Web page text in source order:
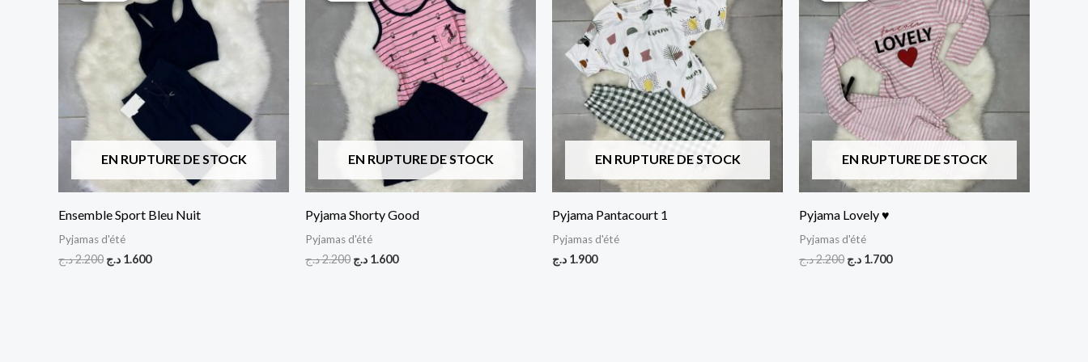
EN RUPTURE DE STOCK
Ensemble Sport Bleu Nuit
Pyjamas d'été
2.200د.ج
était :
2.200 د.ج.
1.600 د.ج
est :
EN RUPTURE DE STOCK
Pyjama Shorty Good
Pyjamas d'été
2.200د.ج
était :
2.200 د.ج.
1.600 د.ج
est :
1.600 د.ج.
EN RUPTURE DE STOCK
Pyjama Pantacourt 1
Pyjamas d'été
1.900 د.ج
EN RUPTURE DE STOCK
Pyjama Lovely ♥
Pyjamas d'été
2.200د.ج
était :
2.200 د.ج.
1.700 د.ج
est :
1.700 د.ج.